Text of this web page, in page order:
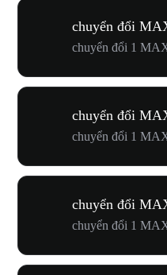
chuyển đổi
chuyển đổi 1
chuyển đổi
chuyển đổi 1
chuyển đổi
chuyển đổi 1